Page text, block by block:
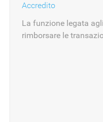
Accredito
La funzione legata
rimborsare le